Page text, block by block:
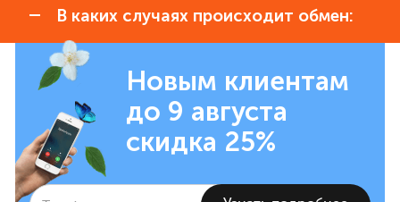
В каких случаях происходит обмен:
Новым клиентам
до 9 августа
скидка 25%